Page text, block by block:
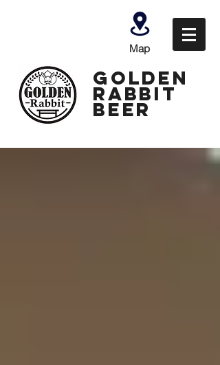
Map
GOLDEN
Rabbit
Beer